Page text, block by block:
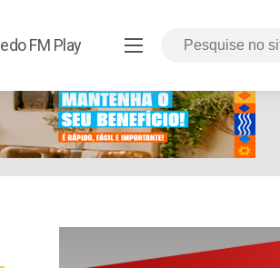
FM Play